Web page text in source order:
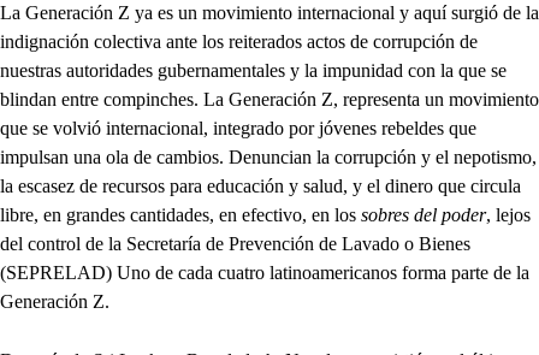
La Generación Z ya es un movimiento internacional y aquí surgió de la
indignación colectiva ante los reiterados actos de corrupción de
nuestras autoridades gubernamentales y la impunidad con la que se
blindan entre compinches. La Generación Z, representa un movimiento
que se volvió internacional, integrado por jóvenes rebeldes que
impulsan una ola de cambios. Denuncian la corrupción y el nepotismo,
la escasez de recursos para educación y salud, y el dinero que circula
libre, en grandes cantidades, en efectivo, en los sobres del poder, lejos
del control de la Secretaría de Prevención de Lavado o Bienes
(SEPRELAD) Uno de cada cuatro latinoamericanos forma parte de la
Generación Z.